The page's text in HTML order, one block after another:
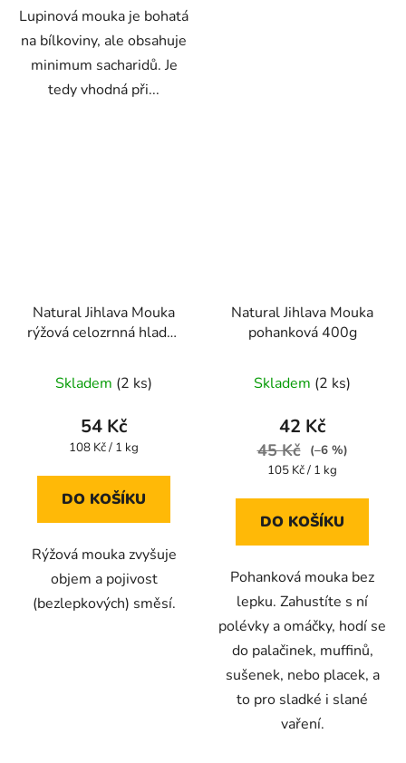
Lupinová mouka je bohatá
na bílkoviny, ale obsahuje
minimum sacharidů. Je
tedy vhodná při...
Natural Jihlava Mouka
rýžová celozrnná hladká
Skladem (2 ks)
54 Kč
Měrná
108 Kč / 1 kg
DO KOŠÍKU
Rýžová mouka zvyšuje
objem a pojivost
(bezlepkových) směsí.
Natural Jihlava Mouka
pohanková 400g
Skladem (2 ks)
42 Kč
45 Kč
(–6 %)
Měrná
105 Kč / 1 kg
DO KOŠÍKU
Pohanková mouka bez
lepku. Zahustíte s ní
polévky a omáčky, hodí se
do palačinek, muffinů,
sušenek, nebo placek, a
to pro sladké i slané
vaření.